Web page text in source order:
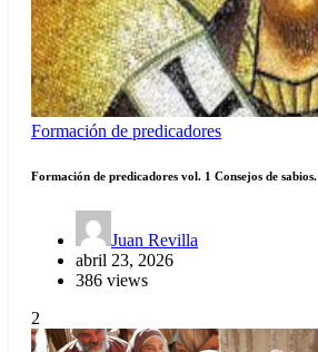
Formación de predicadores
Formación de predicadores vol. 1 Consejos de sabios.
Juan Revilla
abril 23, 2026
386 views
2